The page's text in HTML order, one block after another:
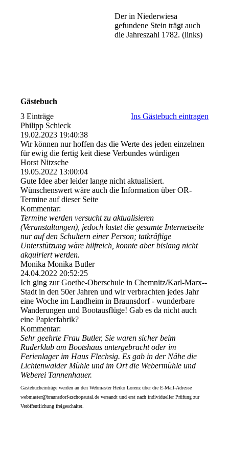
Der in Niederwiesa
gefundene Stein trägt auch
die Jahreszahl 1782. (links)
Gästebuch
3 Einträge
Ins Gästebuch eintragen
Philipp Schieck
19.02.2023 19:40:38
Wir können nur hoffen das die Werte des jeden einzelnen
für ewig die fertig keit diese Verbundes würdigen
Horst Nitzsche
19.05.2022 13:00:04
Gute Idee aber leider lange nicht aktualisiert.
Wünschenswert wäre auch die Information über OR-
Termine auf dieser Seite
Kommentar:
Termine werden versucht zu aktualisieren
(Veranstaltungen), jedoch lastet die gesamte Internetseite
nur auf den Schultern einer Person; tatkräftige
Unterstützung wäre hilfreich, konnte aber bislang nicht
akquiriert werden.
Monika Monika Butler
24.04.2022 20:52:25
Ich ging zur Goethe-Oberschule in Chemnitz/­Karl-­Marx-­
Stadt in den 50er Jahren und wir verbrachten jedes Jahr
eine Woche im Landheim in Braunsdorf - wunderbare
Wanderungen und Bootausflüge! Gab es da nicht auch
eine Papierfabrik?
Kommentar:
Sehr geehrte Frau Butler, Sie waren sicher beim
Ruderklub am Bootshaus untergebracht oder im
Ferienlager im Haus Flechsig. Es gab in der Nähe die
Lichtenwalder Mühle und im Ort die Webermühle und
Weberei Tannenhauer.
Gästebucheinträge werden an den Webmaster Heiko Lorenz über die E-Mail-Adresse
webmaster@braunsdorf-zschopautal.de versandt und erst nach individueller Prüfung zur
Veröffentlichung freigeschaltet.